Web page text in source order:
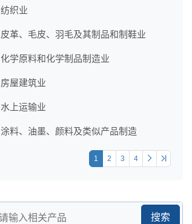
纺织业
皮革、毛皮、羽毛及其制品和制鞋业
化学原料和化学制品制造业
房屋建筑业
水上运输业
涂料、油墨、颜料及类似产品制造
1 2 3 4
搜索